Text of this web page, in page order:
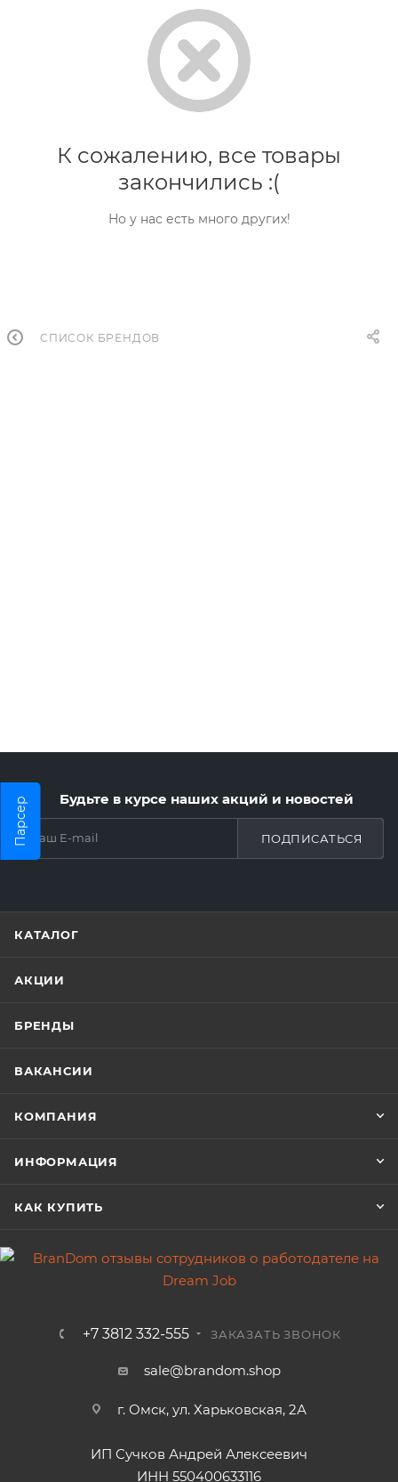
К сожалению, все товары
закончились :(
Но у нас есть много других!
Парсер
СПИСОК БРЕНДОВ
Будьте в курсе наших акций и новостей
ПОДПИСАТЬСЯ
КАТАЛОГ
АКЦИИ
БРЕНДЫ
ВАКАНСИИ
КОМПАНИЯ
ИНФОРМАЦИЯ
КАК КУПИТЬ
+7 3812 332-555 ЗАКАЗАТЬ ЗВОНОК
sale@brandom.shop
г. Омск, ул. Харьковская, 2А
ИП Сучков Андрей Алексеевич
ИНН 550400633116